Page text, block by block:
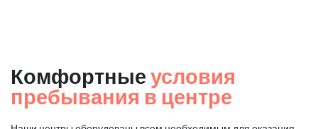
Комфортные условия
пребывания в центре